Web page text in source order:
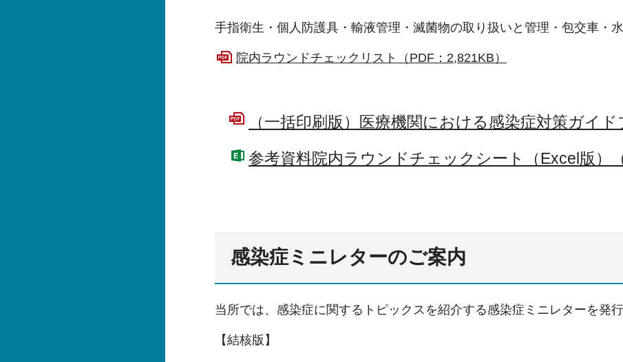
手指衛生・個人防護具・輸液管理・滅菌物の取り扱いと管理・包交車・
院内ラウンドチェックリスト（PDF：2,821KB）
（一括印刷版）医療機関における感染症対策ガイド
参考資料院内ラウンドチェックシート（Excel版）
感染症ミニレターのご案内
当所では、感染症に関するトピックスを紹介する感染症ミニレターを発行
【結核版】